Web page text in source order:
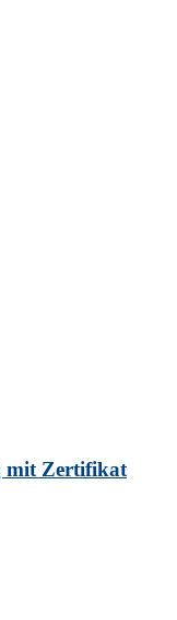
mit Zertifikat